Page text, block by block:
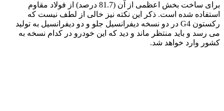
برای ساخت بخش اعظمی از آن (81.7 درصد) از فولاد مقاوم
استفاده شده است. ذکر این نکته نیز خالی از لطف نیست که
رکستون G4 در دو نسخه دیفرانسیل جلو و دو دیفرانسیل به تولید
می رسد و باید منتظر ماند و دید که این خودرو در کدام نسخه به
کشور وارد خواهد شد.